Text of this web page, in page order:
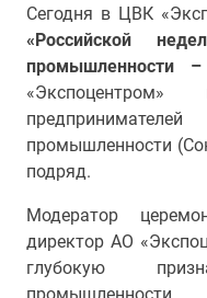
Сегодня в ЦВК
«Российской
промышленности
промышленности
подряд.
Модератор
директор АО
глубокую